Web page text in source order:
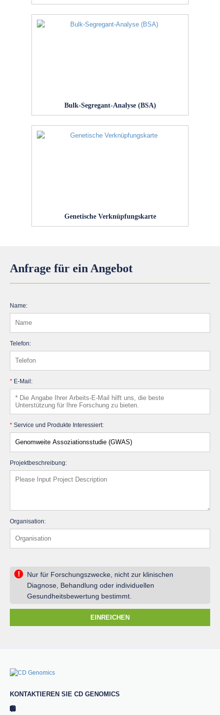
Bulk-Segregant-Analyse (BSA)
Genetische Verknüpfungskarte
Anfrage für ein Angebot
Name:
Telefon:
* E-Mail:
* Service und Produkte Interessiert:
Projektbeschreibung:
Organisation:
!
Nur für Forschungszwecke, nicht zur klinischen
Diagnose, Behandlung oder individuellen
Gesundheitsbewertung bestimmt.
EINREICHEN
KONTAKTIEREN SIE CD GENOMICS